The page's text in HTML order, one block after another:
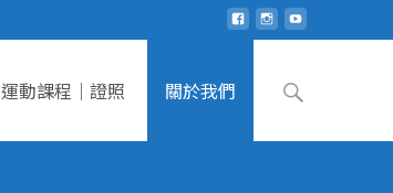
運動課程｜證照 關於我們
Search